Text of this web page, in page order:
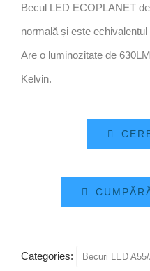
Becul LED ECOPLANET
normală și este
Are o luminozitate de
Kelvin.
Categories: Becuri LED